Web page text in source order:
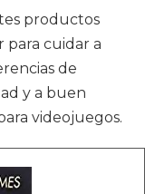
productos
para cuidar a
de
y a buen
videojuegos.